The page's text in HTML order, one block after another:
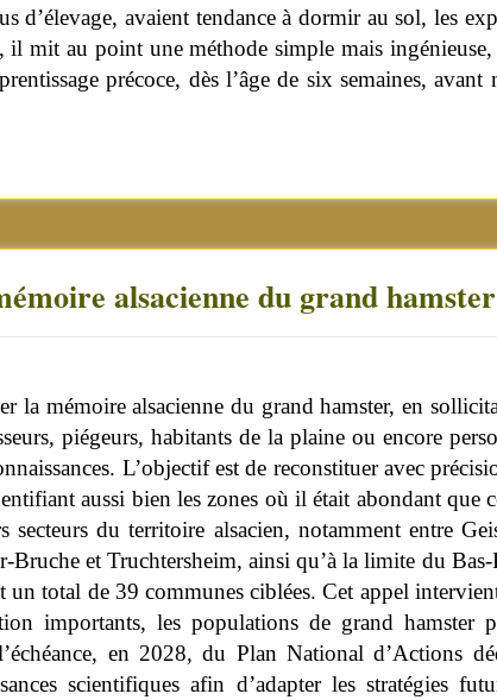
d’élevage, avaient tendance à dormir au sol, les
il mit au point une méthode simple mais
précoce, dès l’âge de six semaines, avant
alsacienne du grand hamster
mémoire alsacienne du grand hamster, en
piégeurs, habitants de la plaine ou encore
L’objectif est de reconstituer avec
aussi bien les zones où il était abondant que
secteurs du territoire alsacien, notamment entre
Bruche et Truchtersheim, ainsi qu’à la limite du
un total de 39 communes ciblées. Cet appel
importants, les populations de grand hamster
en 2028, du Plan National d’Actions
scientifiques afin d’adapter les stratégies